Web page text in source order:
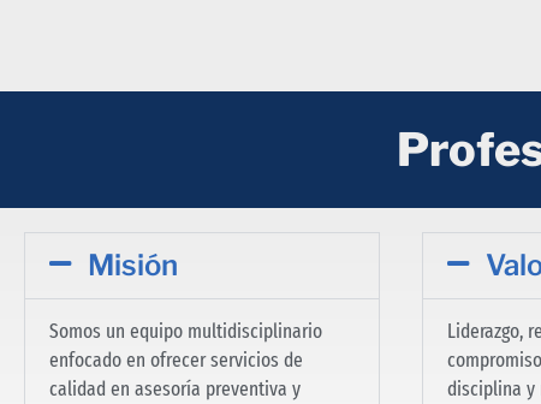
Misión
Somos un equipo multidisciplinario
enfocado en ofrecer servicios de
calidad en asesoría preventiva y
Liderazgo,
disciplina y